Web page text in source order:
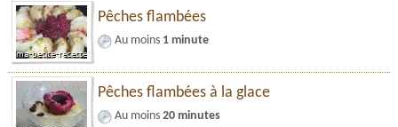
Pêches flambées
Au moins 1 minute
Pêches flambées à la glace
Au moins 20 minutes